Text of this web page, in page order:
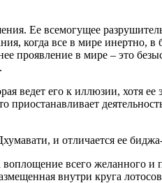
Ее всемогущее
когда все в мире инертно, в
проявление в мире – это
.
ведет его к иллюзии, хотя ее
приостанавливает
и отличается ее
воплощение всего желанного и
внутри круга